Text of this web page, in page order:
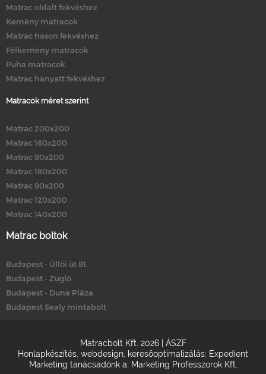
Matrac oldalt fekvéshez
Kemény matracok
Matrac hason fekvéshez
Félkemény matracok
Puha matracok
Matrac hanyatt fekvéshez
Matracok méret szerint
Matrac 200x200
Matrac 160x200
Matrac 80x200
Matrac 180x200
Matrac 90x200
Matrac 120x200
Matrac 140x200
Matrac boltok
Budapest - Üllői út 81.
Budapest - Zugló
Budapest - Duna Pláza
Budapest Sealy mintabolt
Matracbolt Kft. 2026 | ÁSZF
Honlapkészítés webdesign keresőoptimalizálás: Expedient
Marketing tanácsadónk a: Marketing Professzorok Kft.